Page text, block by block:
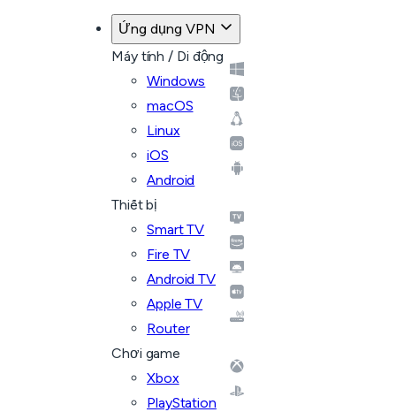
Ứng dụng VPN
Máy tính / Di động
Windows
macOS
Linux
iOS
Android
Thiết bị
Smart TV
Fire TV
Android TV
Apple TV
Router
Chơi game
Xbox
PlayStation